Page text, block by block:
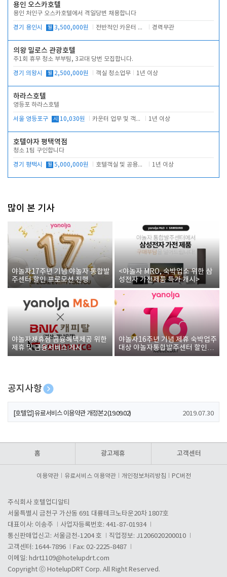
용인 오스카호텔
용인 처인구 오스카호텔에서 격일당번 채용합니다
경기 용인시 월 3,500,000원 전반적인 카운터 업무 경력무관
의왕 밀로스 관광호텔
주1회 휴무 청소 부부팀, 3교대 당번 모집합니다.
경기 의왕시 월 2,500,000원 객실 청소업무 1년 이상
하라스호텔
영등포 하라스호텔
서울 영등포구 시 10,030원 카운터 업무 및 객실관리(청소상태 확인, 객실판매) 1년 이상
호텔야자 평택역점
청소 1팀 구인합니다
경기 평택시 월 5,000,000원 호텔객실 및 공용시설 청소 관리 1년 이상
많이 본 기사
야놀자17주년 기념 야놀자 통합발
주센터 할인 프로모션 진행
<야놀자 MRO, 숙박업소 위한 삼
성전자 가전제품 특가 개시>
야놀자제휴점 금융혜택제공 위한
제휴 및 금융서비스 게시
야놀자16주년 기념 제휴 숙박업주
대상 야놀자통합발주센터 할인쿠
폰 증정
공지사항
[호텔업] 개인정보 처리방침 개정본1 (19.09.02)
[호텔업] 유료서비스 이용약관 개정본2 (19.09.02) 2019.07.30
홈 광고제휴 고객센터
이용약관 유료서비스 이용약관 개인정보처리방침 PC버전
주식회사 호텔업디알티
서울특별시 금천구 가산동 691 대륭테크노타운20차 1807호
대표이사: 이송주
사업자등록번호: 441-87-01934
통신판매업신고: 서울금천-1204 호
직업정보: J1206020200010
고객센터: 1644-7896
Fax: 02-2225-8487
이메일: hdrt1109@hotelupdrt.com
Copyright ⓒ HotelupDRT Corp. All Right Reserved.